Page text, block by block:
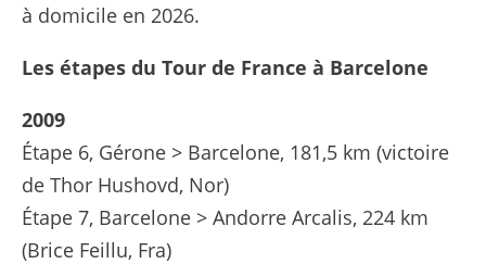
à domicile en 2026.
Les étapes du Tour de France à Barcelone
2009
Étape 6, Gérone > Barcelone, 181,5 km (victoire
de Thor Hushovd, Nor)
Étape 7, Barcelone > Andorre Arcalis, 224 km
(Brice Feillu, Fra)